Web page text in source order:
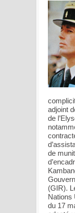
adjoint
de
de
(GIR).
Nations
du 17